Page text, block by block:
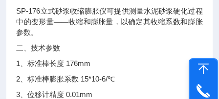
SP-176立式砂浆收缩膨胀仪可提供测量水泥砂浆硬化过程
中的变形量——收缩和膨胀量，以确定其收缩系数和膨胀
参数。
二、技术参数
1 、标准棒长度 176mm
2 、标准棒膨胀系数 15*10-6/℃
3 、位移计精度 0.01mm